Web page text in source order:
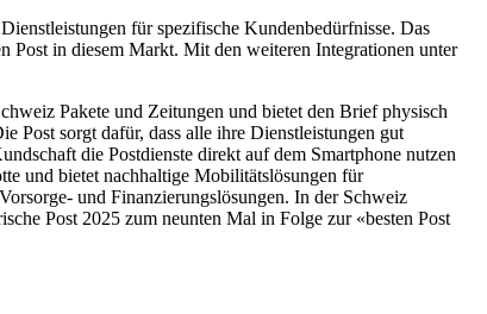
für spezifische Kundenbedürfnisse. Das
in diesem Markt. Mit den weiteren Integrationen unter
Pakete und Zeitungen und bietet den Brief physisch
Post sorgt dafür, dass alle ihre Dienstleistungen gut
die Postdienste direkt auf dem Smartphone nutzen
und bietet nachhaltige Mobilitätslösungen für
und Finanzierungslösungen. In der Schweiz
Post 2025 zum neunten Mal in Folge zur «besten Post